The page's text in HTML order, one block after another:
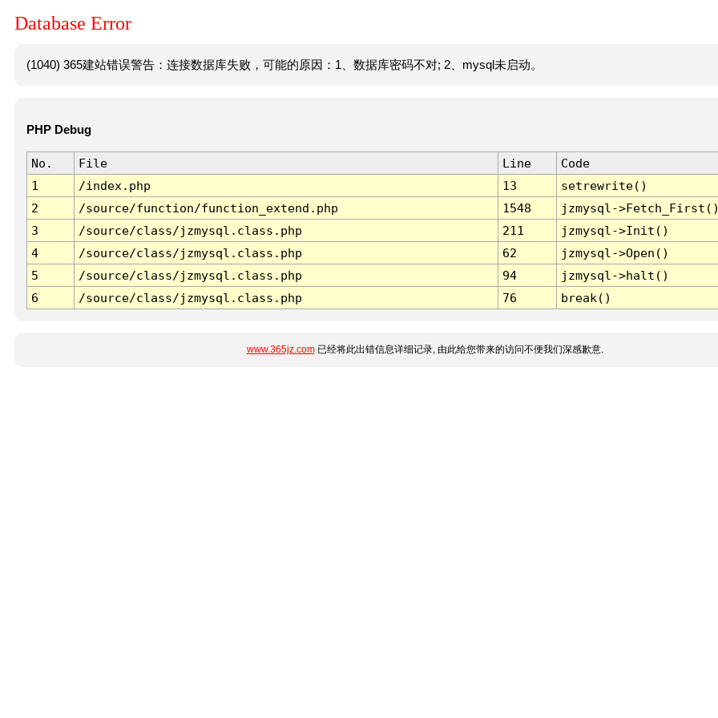
Database Error
(1040) 365建站错误警告：连接数据库失败，可能的原因：1、数据库密码不对; 2、mysql未启动。
PHP Debug
No. File Line
Code
1
/index.php 13
setrewrite()
2
/source/function/function_extend.php 1548
jzmysql-
3
/source/class/jzmysql.class.php 211
jzmysql->Init()
4
/source/class/jzmysql.class.php 62
jzmysql->Open()
5
/source/class/jzmysql.class.php 94
jzmysql->halt()
6
/source/class/jzmysql.class.php 76 break()
www.365jz.com已经将此出错信息详细记录, 由此给您带来的访问不便我们深感歉意.